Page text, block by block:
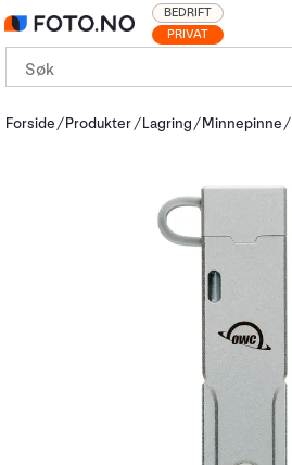
PRIVAT
BEDRIFT
Forside Produkter Lagring Minnepinne